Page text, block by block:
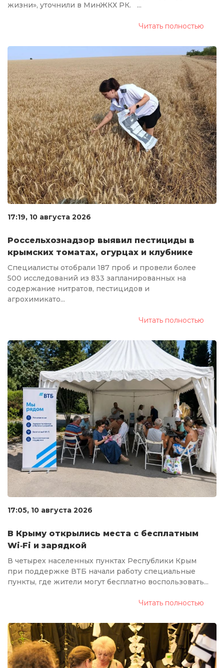
жизни», уточнили в МинЖКХ РК. ...
Читать полностью
17:19, 10 августа 2026
Россельхознадзор выявил пестициды в
крымских томатах, огурцах и клубнике
Специалисты отобрали 187 проб и провели более
500 исследований из 833 запланированных на
содержание нитратов, пестицидов и
агрохимикато...
Читать полностью
17:05, 10 августа 2026
В Крыму открылись места с бесплатным
Wi‑Fi и зарядкой
В четырех населенных пунктах Республики Крым
при поддержке ВТБ начали работу специальные
пункты, где жители могут бесплатно воспользовать...
Читать полностью